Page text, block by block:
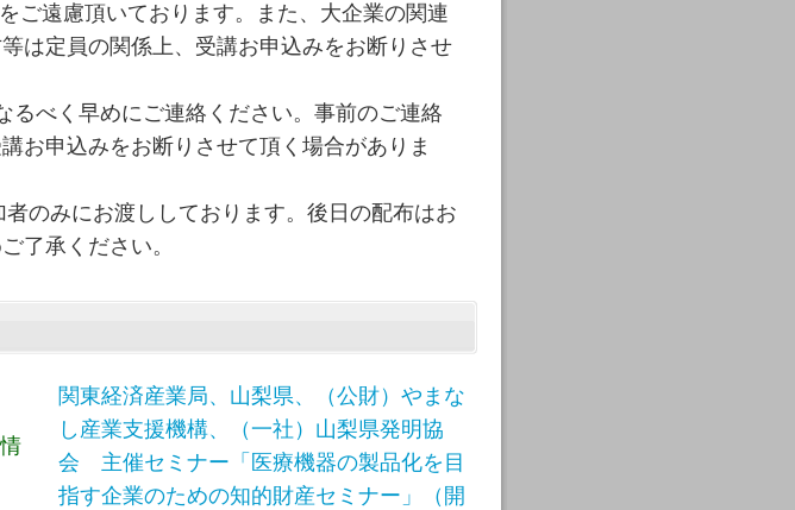
ご遠慮頂いております。また、大企業の関連
は定員の関係上、受講お申込みをお断りさせ
るべく早めにご連絡ください。事前のご連絡
お申込みをお断りさせて頂く場合がありま
のみにお渡ししております。後日の配布はお
了承ください。
関東経済産業局、山梨県、（公財）やまな
し産業支援機構、（一社）山梨県発明協
会 主催セミナー「医療機器の製品化を目
指す企業のための知的財産セミナー」（開